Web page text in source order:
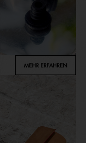
MEHR ERFAHREN